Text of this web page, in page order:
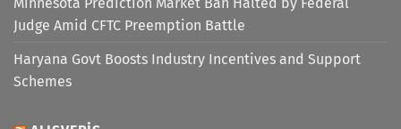
Judge Amid CFTC Preemption Battle
Haryana Govt Boosts Industry Incentives and Support
Schemes